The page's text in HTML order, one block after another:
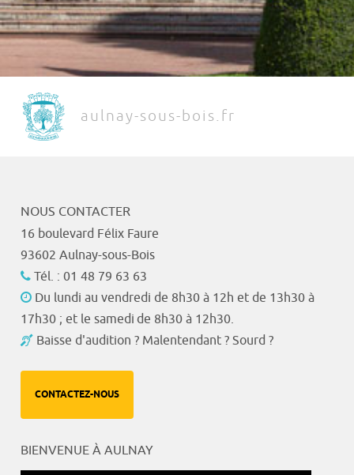
aulnay-sous-bois.fr
NOUS CONTACTER
16 boulevard Félix Faure
93602 Aulnay-sous-Bois
Tél. : 01 48 79 63 63
Du lundi au vendredi de 8h30 à 12h et de 13h30 à
17h30 ; et le samedi de 8h30 à 12h30.
Baisse d'audition ? Malentendant ? Sourd ?
CONTACTEZ-NOUS
BIENVENUE À AULNAY